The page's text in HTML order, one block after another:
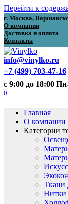
Перейти к
г. Москва,
О компании
Доставка и оплата
Контакты
info@vinylko.ru
+7 (499) 703-47-16
с 9:00 до 18:00
0
Главная
О компании
Категории
Ткани
Нитки